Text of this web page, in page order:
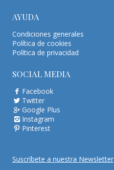
AYUDA
Condiciones generales
Política de cookies
Política de privacidad
SOCIAL MEDIA
Facebook
Twitter
Google Plus
Instagram
Pinterest
Suscríbete a nuestra Newsletter